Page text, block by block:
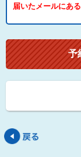
届いたメールにあ
予